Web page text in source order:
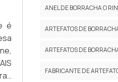
é
ANEL DE BORRACHA O
ARTEFATOS DE
ARTEFATOS DE
FABRICANTE DE